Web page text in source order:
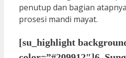
penutup dan bagian
prosesi mandi mayat.
[su_highlight